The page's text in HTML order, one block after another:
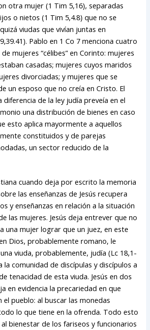
otra mujer (1 Tim 5,16), separadas
o nietos (1 Tim 5,4.8) que no se
viudas que vivían juntas en
Pablo en 1 Co 7 menciona cuatro
mujeres “célibes” en Corinto: mujeres
casadas; mujeres cuyos maridos
divorciadas; y mujeres que se
un esposo que no creía en Cristo. El
de la ley judía preveía en el
una distribución de bienes en caso
esto aplica mayormente a aquellos
constituidos y de parejas
un sector reducido de la
cuando deja por escrito la memoria
las enseñanzas de Jesús recupera
y enseñanzas en relación a la situación
las mujeres. Jesús deja entrever que no
una mujer lograr que un juez, en este
Dios, probablemente romano, le
viuda, probablemente, judía (Lc 18,1-
la comunidad de discípulas y discípulos a
tenacidad de esta viuda. Jesús en dos
en evidencia la precariedad en que
el pueblo: al buscar las monedas
lo que tiene en la ofrenda. Todo esto
bienestar de los fariseos y funcionarios